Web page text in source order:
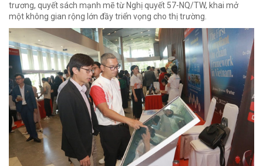
trương, quyết sách mạnh mẽ từ Nghị quyết 57-NQ/TW, khai mở
một không gian rộng lớn đầy triển vọng cho thị trường.